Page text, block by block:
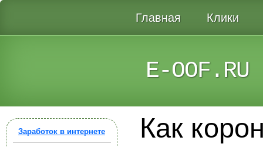
Главная Клики
E-OOF.RU
Заработок в интернете Как